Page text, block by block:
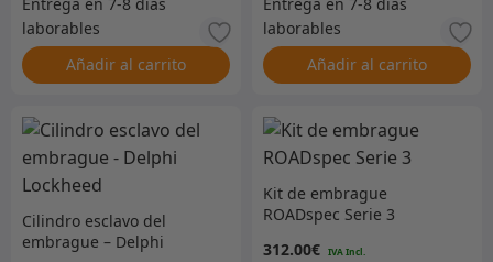
Añadir al carrito Añadir al carrito
Cilindro esclavo del
embrague – Delphi
Kit de embrague
ROADspec Serie 3
312.00€